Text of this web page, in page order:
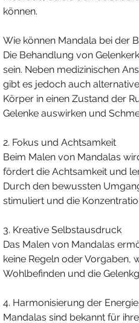
können.
Wie können Mandala bei der
Die Behandlung von
sein. Neben medizinischen
gibt es jedoch auch
Körper in einen Zustand der
Gelenke auswirken und
2. Fokus und Achtsamkeit
Beim Malen von Mandalas
fördert die Achtsamkeit und
Durch den bewussten
stimuliert und die
3. Kreative Selbstausdruck
Das Malen von Mandalas
keine Regeln oder Vorgaben,
Wohlbefinden und die
4. Harmonisierung der
Mandalas sind bekannt für